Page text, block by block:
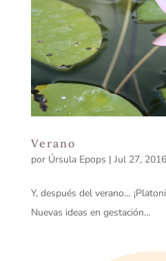
Verano
por Úrsula Epops | Jul 27, 2016
Y, después del verano…
Nuevas ideas en gestación…